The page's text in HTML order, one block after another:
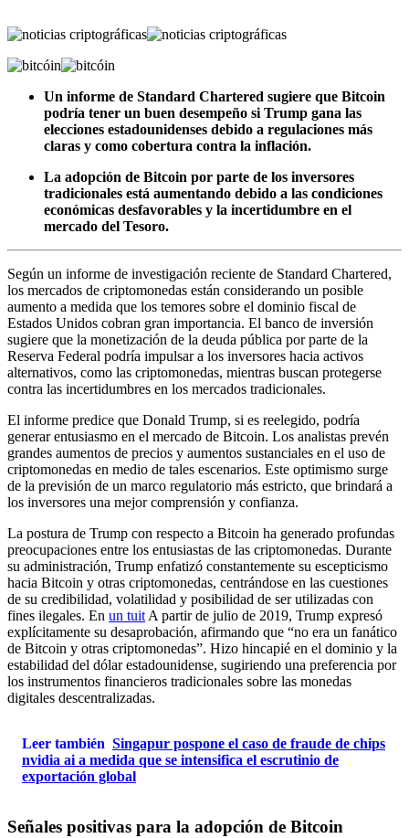
Un informe de Standard Chartered sugiere que Bitcoin
podría tener un buen desempeño si Trump gana las
elecciones estadounidenses debido a regulaciones más
claras y como cobertura contra la inflación.
La adopción de Bitcoin por parte de los inversores
tradicionales está aumentando debido a las condiciones
económicas desfavorables y la incertidumbre en el
mercado del Tesoro.
Según un informe de investigación reciente de Standard Chartered,
los mercados de criptomonedas están considerando un posible
aumento a medida que los temores sobre el dominio fiscal de
Estados Unidos cobran gran importancia. El banco de inversión
sugiere que la monetización de la deuda pública por parte de la
Reserva Federal podría impulsar a los inversores hacia activos
alternativos, como las criptomonedas, mientras buscan protegerse
contra las incertidumbres en los mercados tradicionales.
El informe predice que Donald Trump, si es reelegido, podría
generar entusiasmo en el mercado de Bitcoin. Los analistas prevén
grandes aumentos de precios y aumentos sustanciales en el uso de
criptomonedas en medio de tales escenarios. Este optimismo surge
de la previsión de un marco regulatorio más estricto, que brindará a
los inversores una mejor comprensión y confianza.
La postura de Trump con respecto a Bitcoin ha generado profundas
preocupaciones entre los entusiastas de las criptomonedas. Durante
su administración, Trump enfatizó constantemente su escepticismo
hacia Bitcoin y otras criptomonedas, centrándose en las cuestiones
de su credibilidad, volatilidad y posibilidad de ser utilizadas con
fines ilegales. En un tuitA partir de julio de 2019, Trump expresó
explícitamente su desaprobación, afirmando que “no era un fanático
de Bitcoin y otras criptomonedas”. Hizo hincapié en el dominio y la
estabilidad del dólar estadounidense, sugiriendo una preferencia por
los instrumentos financieros tradicionales sobre las monedas
digitales descentralizadas.
Leer también Singapur pospone el caso de fraude de chips
nvidia ai a medida que se intensifica el escrutinio de
exportación global
Señales positivas para la adopción de Bitcoin